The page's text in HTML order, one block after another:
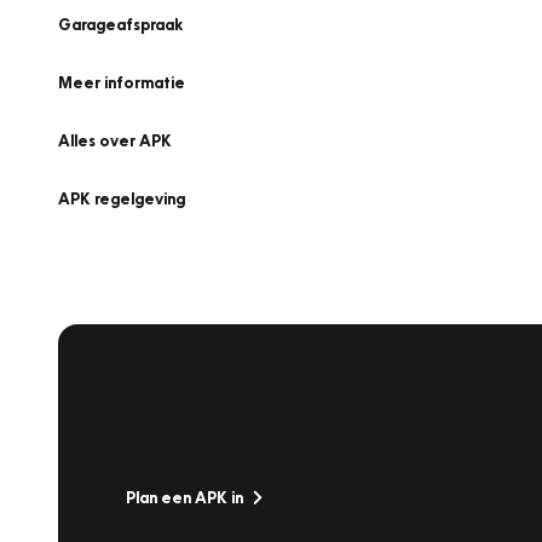
Garageafspraak
Meer informatie
Alles over APK
APK regelgeving
Plan een APK in